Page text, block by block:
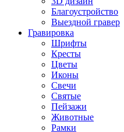
Благоустройство
Выездной гравер
Гравировка
Шрифты
Кресты
Цветы
Иконы
Свечи
Святые
Пейзажи
Животные
Рамки